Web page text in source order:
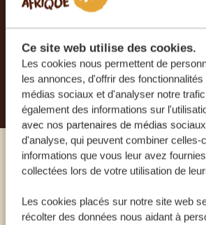
Ce site web utilise des cookies.
Les cookies nous permettent de
les annonces, d'offrir des
médias sociaux et d'analyser notre
également des informations sur
avec nos partenaires de médias
d'analyse, qui peuvent combiner celles-
informations que vous leur avez
collectées lors de votre utilisation de
Les cookies placés sur notre site web
récolter des données nous aidant à
RECEVEZ UN DEVIS
PLANIFIEZ VOTRE
Appelez un
NOS SPÉCIALISTES SONT LÀ